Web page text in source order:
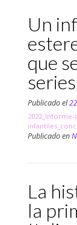
Un
que
Publicado el
Publicado en
La
la